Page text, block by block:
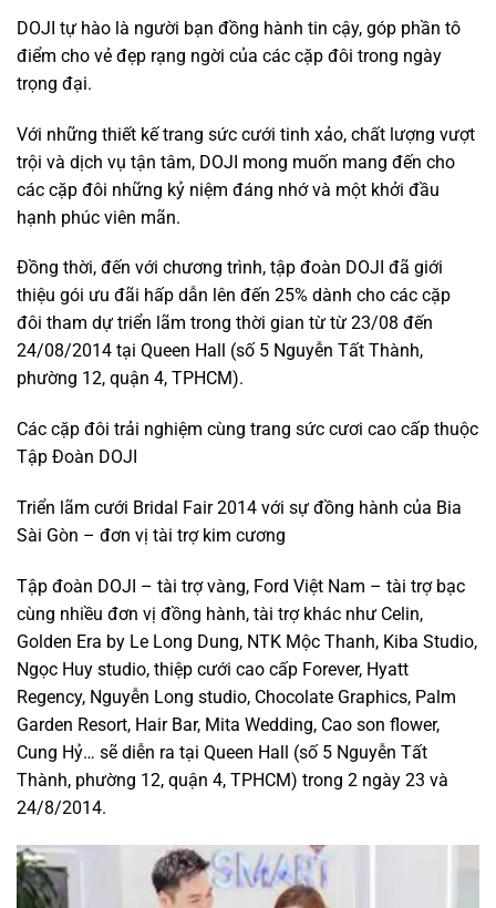
DOJI tự hào là người bạn đồng hành tin cậy, góp phần tô
điểm cho vẻ đẹp rạng ngời của các cặp đôi trong ngày
trọng đại.
Với những thiết kế trang sức cưới tinh xảo, chất lượng vượt
trội và dịch vụ tận tâm, DOJI mong muốn mang đến cho
các cặp đôi những kỷ niệm đáng nhớ và một khởi đầu
hạnh phúc viên mãn.
Đồng thời, đến với chương trình, tập đoàn DOJI đã giới
thiệu gói ưu đãi hấp dẫn lên đến 25% dành cho các cặp
đôi tham dự triển lãm trong thời gian từ từ 23/08 đến
24/08/2014 tại Queen Hall (số 5 Nguyễn Tất Thành,
phường 12, quận 4, TPHCM).
Các cặp đôi trải nghiệm cùng trang sức cươi cao cấp thuộc
Tập Đoàn DOJI
Triển lãm cưới Bridal Fair 2014 với sự đồng hành của Bia
Sài Gòn – đơn vị tài trợ kim cương
Tập đoàn DOJI – tài trợ vàng, Ford Việt Nam – tài trợ bạc
cùng nhiều đơn vị đồng hành, tài trợ khác như Celin,
Golden Era by Le Long Dung, NTK Mộc Thanh, Kiba Studio,
Ngọc Huy studio, thiệp cưới cao cấp Forever, Hyatt
Regency, Nguyễn Long studio, Chocolate Graphics, Palm
Garden Resort, Hair Bar, Mita Wedding, Cao son flower,
Cung Hỷ… sẽ diễn ra tại Queen Hall (số 5 Nguyễn Tất
Thành, phường 12, quận 4, TPHCM) trong 2 ngày 23 và
24/8/2014.